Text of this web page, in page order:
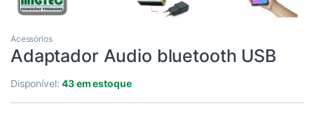
Acessórios
Adaptador Audio bluetooth USB
Disponível:43 em estoque